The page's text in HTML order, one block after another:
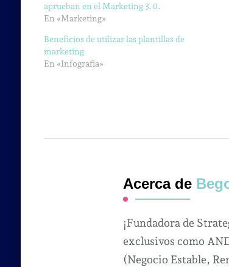
aprueban en el Marketing 3.0.
En «Marketing»
Beneficios de utilizar las plantillas de
marketing
En «Infografia»
Acerca de
¡Fundadora de
exclusivos como
(Negocio Estable,